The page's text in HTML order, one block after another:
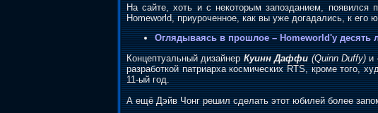
На сайте, хоть и с некоторым запозданием, появился
Homeworld, приуроченное, как вы уже догадались, к его
Оглядываясь в прошлое – Homeworld'у десять
Концептуальный дизайнерКуинн Даффи(Quinn Duffy)и
разработкой патриарха космических RTS, кроме того,
11-ый год.
А ещё Дэйв Чонг решил сделать этот юбилей более